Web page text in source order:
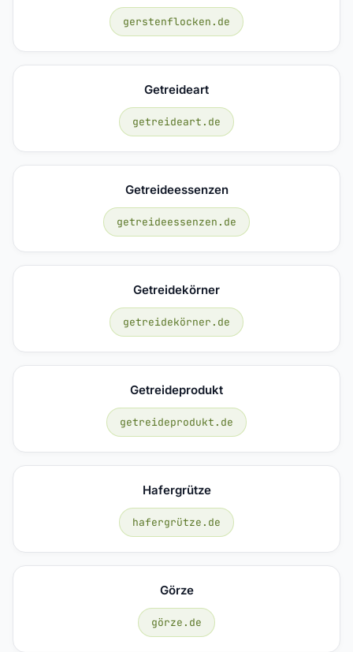
gerstenflocken.de
Getreideart
getreideart.de
Getreideessenzen
getreideessenzen.de
Getreidekörner
getreidekörner.de
Getreideprodukt
getreideprodukt.de
Hafergrütze
hafergrütze.de
Görze
görze.de